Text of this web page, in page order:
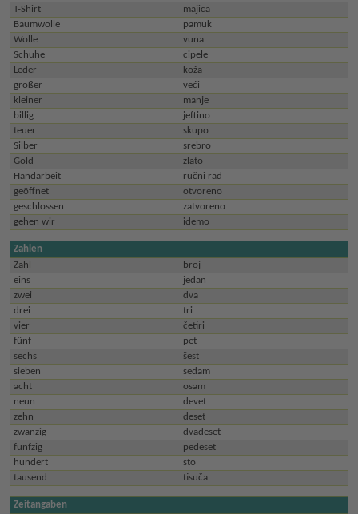
T-Shirt
majica
Baumwolle
pamuk
Wolle
vuna
Schuhe
cipele
Leder
koža
größer
veći
kleiner
manje
billig
jeftino
teuer
skupo
Silber
srebro
Gold
zlato
Handarbeit
ručni rad
geöffnet
otvoreno
geschlossen
zatvoreno
gehen wir
idemo
Zahlen
Zahl
broj
eins
jedan
zwei
dva
drei
tri
vier
četiri
fünf
pet
sechs
šest
sieben
sedam
acht
osam
neun
devet
zehn
deset
zwanzig
dvadeset
fünfzig
pedeset
hundert
sto
tausend
tisuča
Zeitangaben